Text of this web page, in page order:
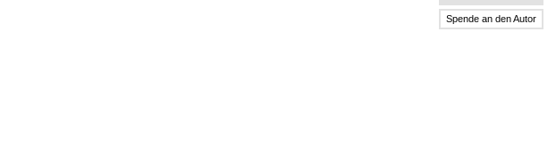
Spende an den Autor